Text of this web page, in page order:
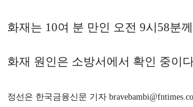
화재는 10여 분 만인 오전 9시58분
화재 원인은 소방서에서 확인 중이
정선은 한국금융신문 기자